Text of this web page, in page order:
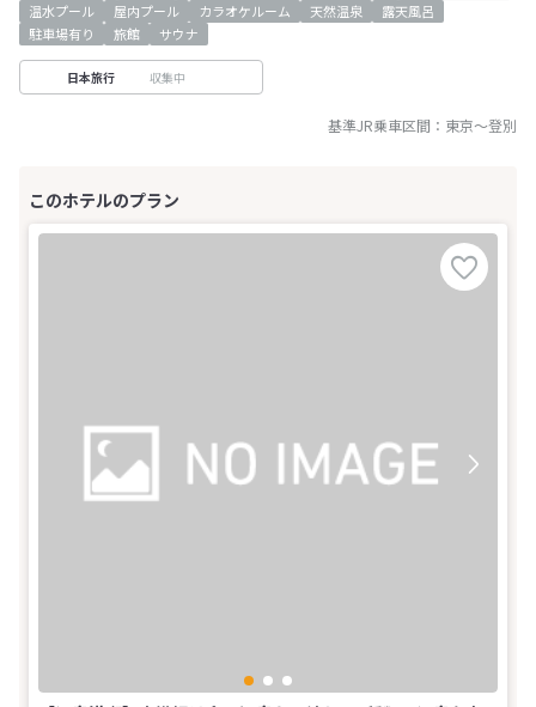
温水プール
屋内プール カラオケルーム 天然温泉
露天風呂
駐車場有り
旅館 サウナ
日本旅行 収集中
基準JR乗車区間： 東京～登別